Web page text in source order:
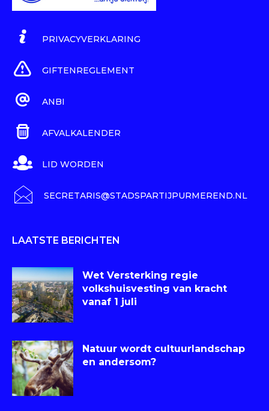
PRIVACYVERKLARING
GIFTENREGLEMENT
ANBI
AFVALKALENDER
LID WORDEN
SECRETARIS@STADSPARTIJPURMEREND.NL
LAATSTE BERICHTEN
Wet Versterking regie
volkshuisvesting van kracht
vanaf 1 juli
Natuur wordt cultuurlandschap
en andersom?